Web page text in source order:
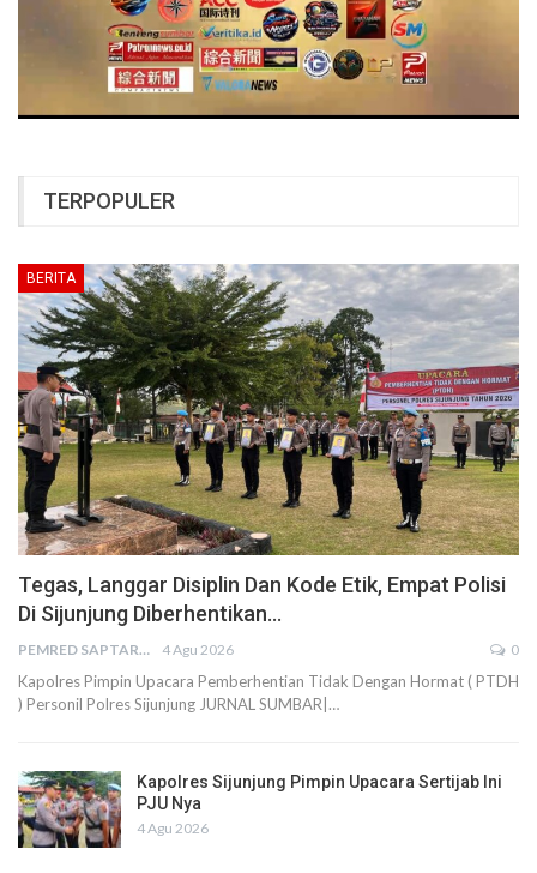
TERPOPULER
BERITA
Tegas, Langgar Disiplin Dan Kode Etik, Empat Polisi
Di Sijunjung Diberhentikan…
PEMRED SAPTARIUS 4 Agu 2026 0
Kapolres Pimpin Upacara Pemberhentian Tidak Dengan Hormat ( PTDH
) Personil Polres Sijunjung JURNAL SUMBAR|…
Kapolres Sijunjung Pimpin Upacara Sertijab Ini
PJU Nya
4 Agu 2026